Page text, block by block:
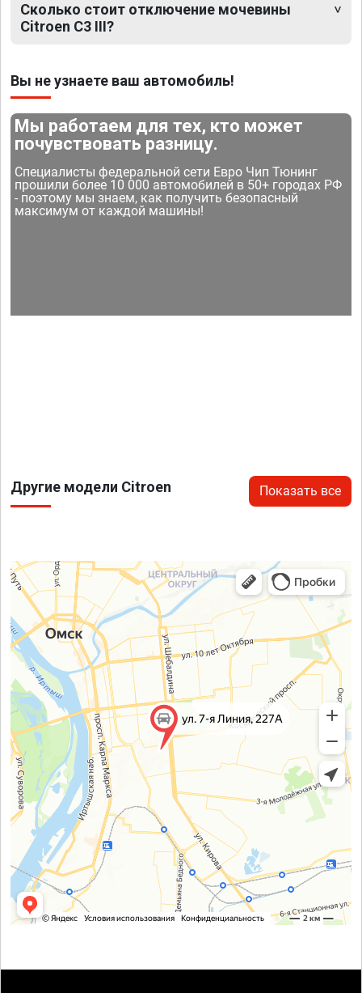
Сколько стоит отключение мочевины
Citroen C3 III?
Вы не узнаете ваш автомобиль!
Мы работаем для тех, кто может
почувствовать разницу.
Специалисты федеральной сети Евро Чип Тюнинг
прошили более 10 000 автомобилей в 50+ городах РФ
- поэтому мы знаем, как получить безопасный
максимум от каждой машины!
Другие модели Citroen Показать все